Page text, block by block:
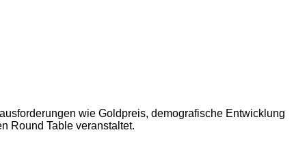
wie Goldpreis, demografische Entwicklung
Round Table veranstaltet.